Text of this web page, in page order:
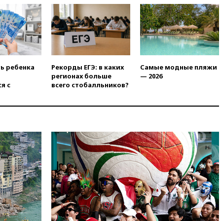
вчера, 22:55В Москве в
пятницу ожидаются ливни
вчера, 22:35Винисиус
продлил контракт с «Реалом»
до 2032 года
вчера, 22:28Отказаться от
российского гражданства
станет значительно дороже
вчера, 22:20Путин назвал 76-ю
легендарной
вчера, 22:15Путин заслушал
доклад о ситуации на
добропольском направлении
вчера, 21:58Генпрокуратура
признала нежелательным в
РФ американский Human
Rights Foundation
ребенка
с
Рекорды ЕГЭ: в каких
регионах больше
всего стобалльников?
Самые модные пляжи
— 2026